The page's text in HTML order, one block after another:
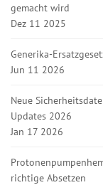
gemacht wird
Dez 11 2025
Generika-
Jun 11 2026
Neue
Updates 2026
Jan 17 2026
richtige Absetzen